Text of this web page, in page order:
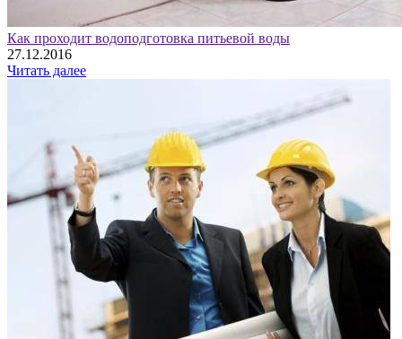
Как проходит водоподготовка питьевой воды
27.12.2016
Читать далее